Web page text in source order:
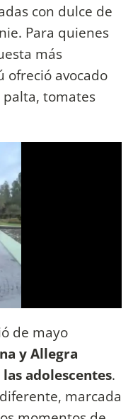
con dulce de
Para quienes
más
ofreció avocado
palta, tomates
de mayo
y Allegra
adolescentes.
marcada